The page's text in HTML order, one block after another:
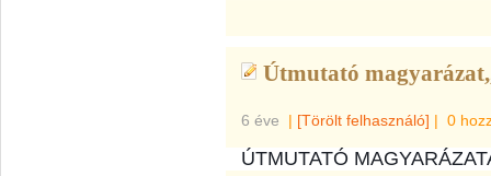
Útmutató
6 éve | [Törölt felhasználó] | 0
ÚTMUTATÓ